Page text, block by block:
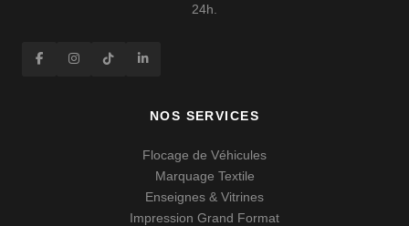
24h.
NOS SERVICES
Flocage de Véhicules
Marquage Textile
Enseignes & Vitrines
Impression Grand Format